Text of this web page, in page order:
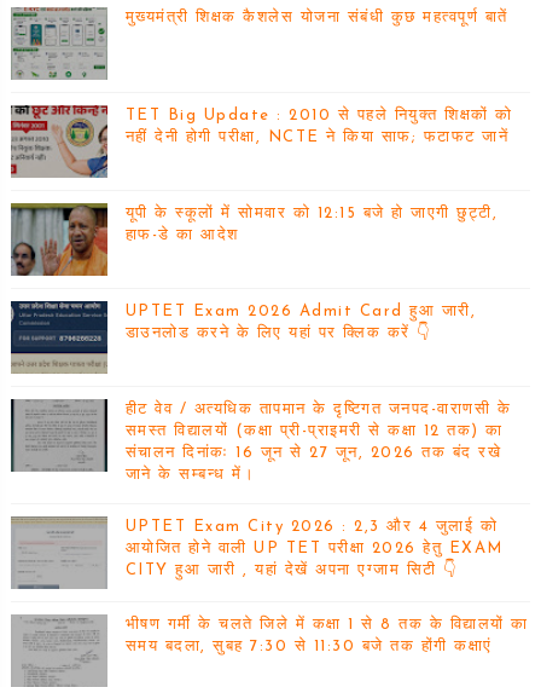
मुख्यमंत्री शिक्षक कैशलेस योजना संबंधी कुछ महत्वपूर्ण बातें
TET Big Update : 2010 से पहले नियुक्त शिक्षकों को
नहीं देनी होगी परीक्षा, NCTE ने किया साफ; फटाफट जानें
यूपी के स्कूलों में सोमवार को 12:15 बजे हो जाएगी छुट्टी,
हाफ-डे का आदेश
UPTET Exam 2026 Admit Card हुआ जारी,
डाउनलोड करने के लिए यहां पर क्लिक करें 👇
हीट वेव / अत्यधिक तापमान के दृष्टिगत जनपद-वाराणसी के
समस्त विद्यालयों (कक्षा प्री-प्राइमरी से कक्षा 12 तक) का
संचालन दिनांकः 16 जून से 27 जून, 2026 तक बंद रखे
जाने के सम्बन्ध में।
UPTET Exam City 2026 : 2,3 और 4 जुलाई को
आयोजित होने वाली UP TET परीक्षा 2026 हेतु EXAM
CITY हुआ जारी , यहां देखें अपना एग्जाम सिटी 👇
भीषण गर्मी के चलते जिले में कक्षा 1 से 8 तक के विद्यालयों का
समय बदला, सुबह 7:30 से 11:30 बजे तक होंगी कक्षाएं